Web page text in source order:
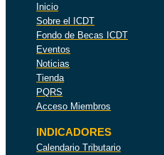
Inicio
Sobre el ICDT
Fondo de Becas ICDT
Eventos
Noticias
Tienda
PQRS
Acceso Miembros
INDICADORES
Calendario Tributario